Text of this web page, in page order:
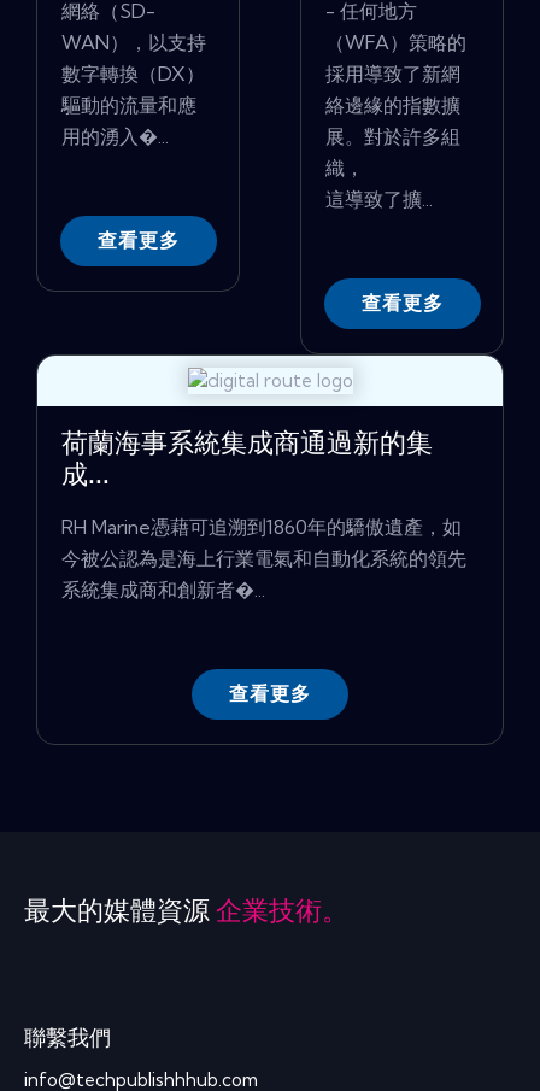
網絡（SD-
WAN），以支持
數字轉換（DX）
驅動的流量和應
用的湧入�...
查看更多
- 任何地方
（WFA）策略的
採用導致了新網
絡邊緣的指數擴
展。對於許多組
織，
這導致了擴...
查看更多
荷蘭海事系統集成商通過新的集
成...
RH Marine憑藉可追溯到1860年的驕傲遺產，如
今被公認為是海上行業電氣和自動化系統的領先
系統集成商和創新者�...
查看更多
最大的媒體資源 企業技術。
聯繫我們
info@techpublishhhub.com